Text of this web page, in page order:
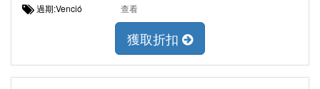
過期:Venció 查看
獲取折扣